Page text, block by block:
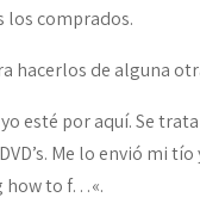
los comprados.
hacerlos de alguna
esté por aquí. Se
Me lo envió mi
how tof…«.